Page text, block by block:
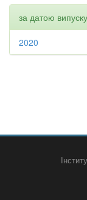
за датою випуску
2020